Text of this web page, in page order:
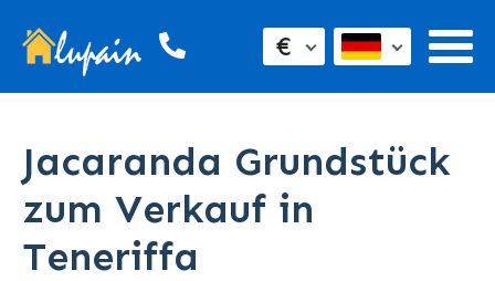
€
Jacaranda Grundstück
zum Verkauf in
Teneriffa